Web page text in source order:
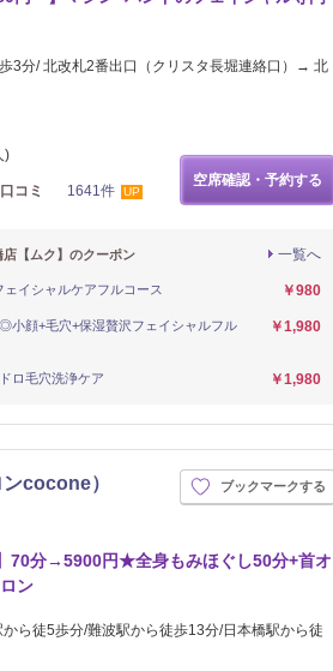
歩3分/ 北改札2番出口（クリスタ長堀連絡口）→ 北
)
口コミ 1641件 UP
空席確認・予約する
一覧へ
【ムク】のクーポン
ェイシャルケアフルコース ￥980
小顔+毛穴+保湿贅沢フェイシャルフル
￥1,980
ロ毛穴洗浄ケア ￥1,980
cocone） ブックマークする
70分→5900円★全身もみほぐし50分+首オ
ン
ら徒5歩分/難波駅から徒歩13分/日本橋駅から徒